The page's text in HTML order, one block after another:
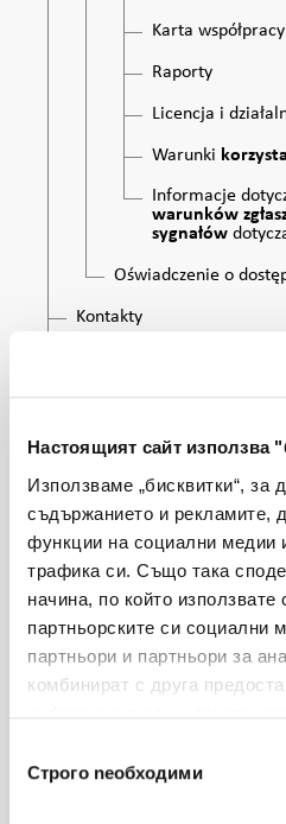
Настоящият сайт използва
Използваме „бисквитки“, за
съдържанието и рекламите,
функции на социални медии
трафика си. Също така
начина, по който използвате
партньорските си социални
партньори и партньори за
комбинират с друга
Строго nеобходими
Karta
Raporty
Licencja i
Warunki
Informacje
warunków
sygnałów
Oświadczenie o
Kontakty
Skontaktuj się z nami
Ankiety
Przydatne
Karta informacyjnaw
drogowego w
Słownik
Karta informacyjnaw
drogowego za granicą
Cyber ubezpieczenia
Cyberubezpieczenia